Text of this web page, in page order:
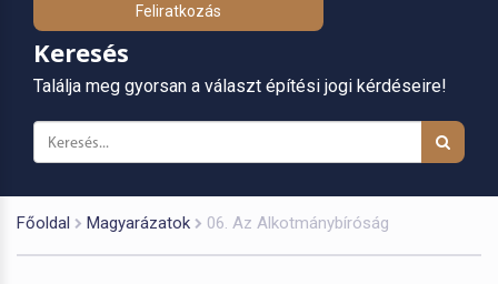
Feliratkozás
Keresés
Találja meg gyorsan a választ építési jogi kérdéseire!
Főoldal Magyarázatok 06. Az Alkotmánybíróság